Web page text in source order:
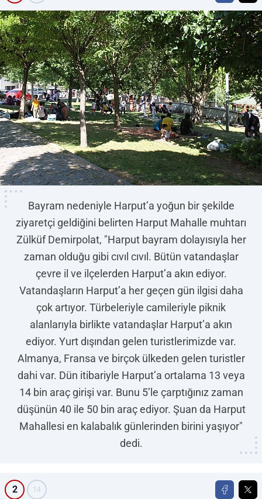
Bayram nedeniyle Harput’a yoğun bir şekilde
ziyaretçi geldiğini belirten Harput Mahalle muhtarı
Zülküf Demirpolat, "Harput bayram dolayısıyla her
zaman olduğu gibi cıvıl cıvıl. Bütün vatandaşlar
çevre il ve ilçelerden Harput’a akın ediyor.
Vatandaşların Harput’a her geçen gün ilgisi daha
çok artıyor. Türbeleriyle camileriyle piknik
alanlarıyla birlikte vatandaşlar Harput’a akın
ediyor. Yurt dışından gelen turistlerimizde var.
Almanya, Fransa ve birçok ülkeden gelen turistler
dahi var. Dün itibariyle Harput’a ortalama 13 veya
14 bin araç girişi var. Bunu 5’le çarptığınız zaman
düşünün 40 ile 50 bin araç ediyor. Şuan da Harput
Mahallesi en kalabalık günlerinden birini yaşıyor"
dedi.
2 14